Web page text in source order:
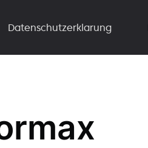
Datenschutzerklarung